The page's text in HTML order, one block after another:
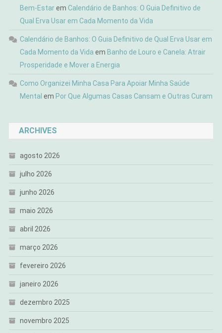
Bem-Estarem Calendário de Banhos: O Guia Definitivo de
Qual Erva Usar em Cada Momento da Vida
Calendário de Banhos: O Guia Definitivo de Qual Erva Usar em
Cada Momento da Vida em Banho de Louro e Canela: Atrair
Prosperidade e Mover a Energia
Como Organizei Minha Casa Para Apoiar Minha Saúde
Mental em Por Que Algumas Casas Cansam e Outras Curam
ARCHIVES
agosto 2026
julho 2026
junho 2026
maio 2026
abril 2026
março 2026
fevereiro 2026
janeiro 2026
dezembro 2025
novembro 2025